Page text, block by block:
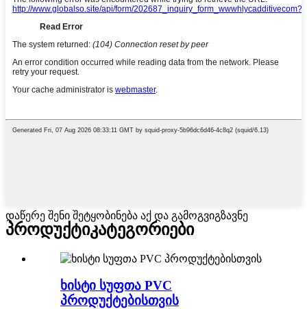
დაწერე შენი შეტყობინება აქ და გამოგვიგზავნე
პროდუქტიკატეგორიები
ხისტი სუფთა PVC
პროდუქტებისთვის